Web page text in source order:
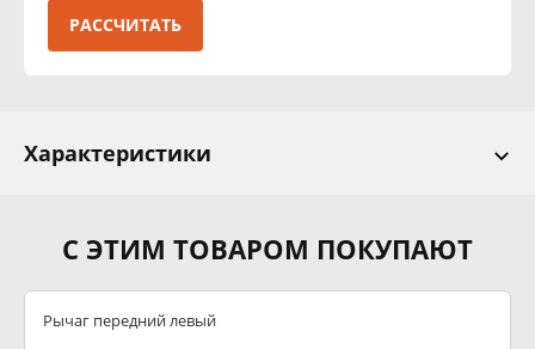
РАССЧИТАТЬ
Характеристики
С ЭТИМ ТОВАРОМ ПОКУПАЮТ
Рычаг передний левый